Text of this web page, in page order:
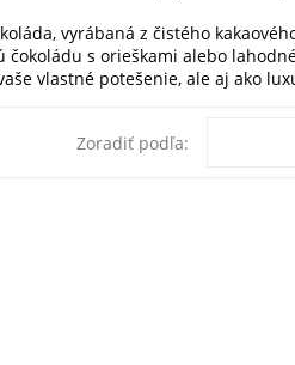
vyrábaná z čistého
s orieškami alebo
vlastné potešenie, ale aj ako
Zoradiť podľa: